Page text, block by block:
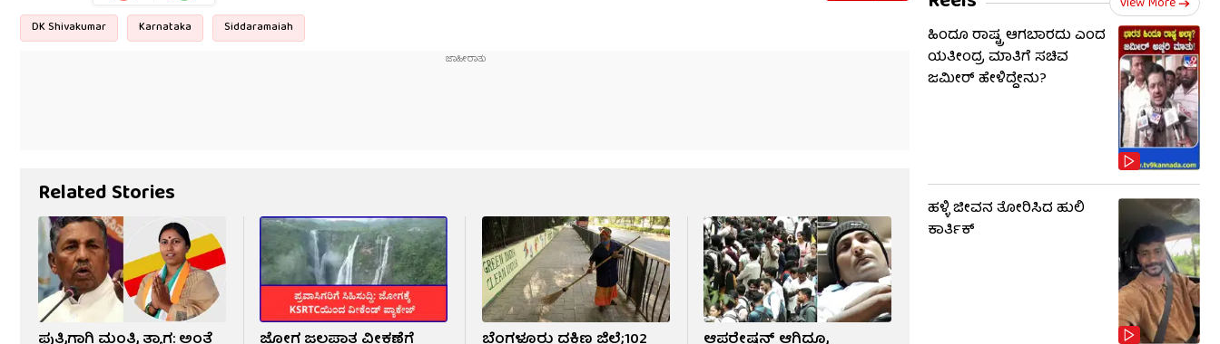
DK Shivakumar Karnataka Siddaramaiah
Related Stories
ಹಿಂದೂ ರಾಷ್ಟ್ರ ಆಗಬಾರದು ಎಂದ
ಯತೀಂದ್ರ ಮಾತಿಗೆ ಸಚಿವ
ಜಮೀರ್ ಹೇಳಿದ್ದೇನು?
ಹಳ್ಳಿ ಜೀವನ ತೋರಿಸಿದ ಹುಲಿ
ಕಾರ್ತಿಕ್